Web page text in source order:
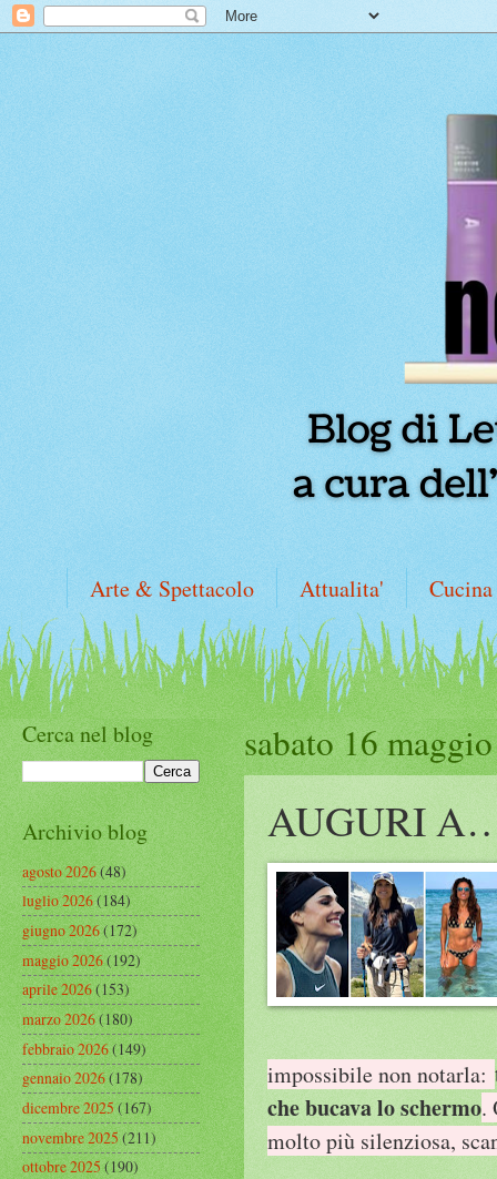
Arte & Spettacolo Attualita' Cucina
sabato 16
AUGURI
impossibile non notarla:
che bucava lo schermo.
molto più silenziosa,
Cerca nel blog
Archivio blog
agosto 2026(48)
luglio 2026(184)
giugno 2026(172)
maggio 2026(192)
aprile 2026(153)
marzo 2026(180)
febbraio 2026(149)
gennaio 2026(178)
dicembre 2025(167)
novembre 2025(211)
ottobre 2025(190)